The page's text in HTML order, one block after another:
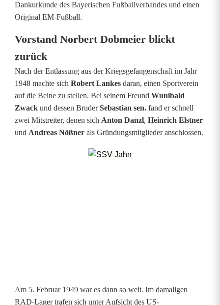
Dankurkunde des Bayerischen Fußballverbandes und einen
Original EM-Fußball.
Vorstand Norbert Dobmeier blickt
zurück
Nach der Entlassung aus der Kriegsgefangenschaft im Jahr
1948 machte sich Robert Lankes daran, einen Sportverein
auf die Beine zu stellen. Bei seinem Freund Wunibald
Zwack und dessen BruderSebastian sen. fand er schnell
zwei Mitstreiter, denen sich Anton Danzl, Heinrich Elstner
und Andreas Nößner als Gründungsmitglieder anschlossen.
Am 5. Februar 1949 war es dann so weit. Im damaligen
RAD-Lager trafen sich unter Aufsicht des US-